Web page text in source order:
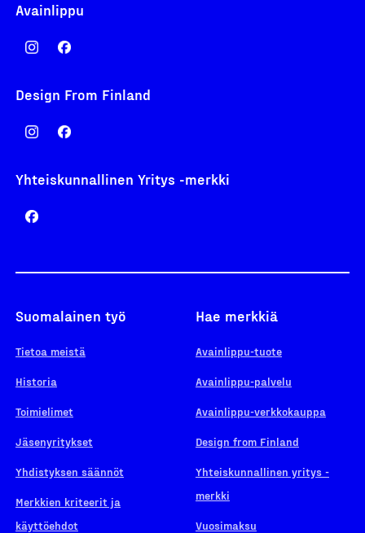
Avainlippu
Design From Finland
Yhteiskunnallinen Yritys -merkki
Suomalainen työ
Tietoa meistä
Historia
Toimielimet
Jäsenyritykset
Yhdistyksen säännöt
Merkkien kriteerit ja
käyttöehdot
Hae merkkiä
Avainlippu-tuote
Avainlippu-palvelu
Avainlippu-verkkokauppa
Design from Finland
Yhteiskunnallinen yritys -
merkki
Vuosimaksu